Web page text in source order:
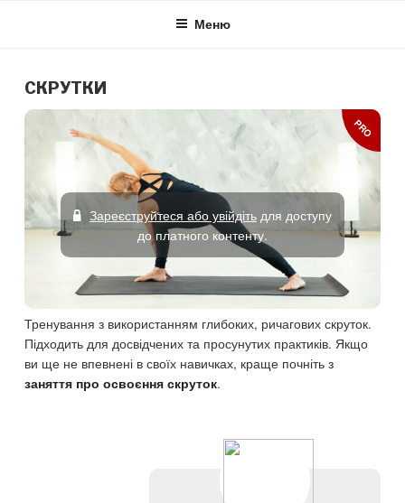
Меню
СКРУТКИ
PRO
Зареєструйтеся або увійдітьдля доступу
до платного контенту.
Тренування з використанням глибоких, ричагових скруток.
Підходить для досвідчених та просунутих практиків. Якщо
ви ще не впевнені в своїх навичках, краще почніть з
заняття про освоєння скруток.